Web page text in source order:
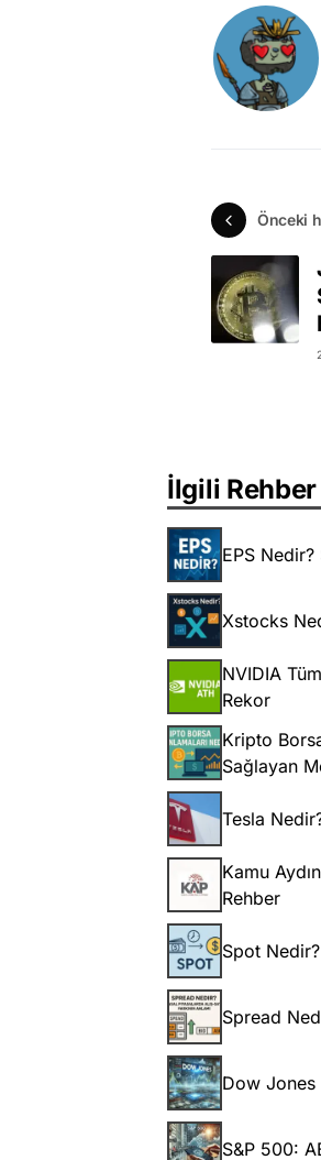
Önceki
İlgili
EPS
Xstocks
NVIDIA
Rekor
Kripto
Sağlayan
Tesla
Kamu
Rehber
Spot
Spread
Dow Jones
S&P 500: